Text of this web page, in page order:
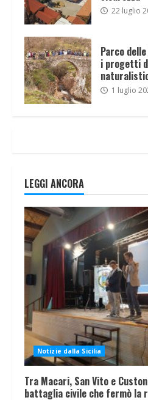
22 luglio
Parco
i progetti
1 luglio
LEGGI ANCORA
Notizie dalla Sicilia
Tra Macari, San Vito e
battaglia civile che fermò la